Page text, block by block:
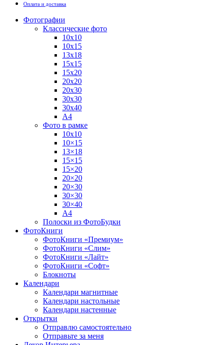
Оплата и доставка
Фотографии
Классические фото
10х10
10х15
13х18
15х15
15х20
20х20
20х30
30х30
30х40
А4
Фото в рамке
10х10
10×15
13×18
15×15
15×20
20×20
20×30
30×30
30×40
A4
Полоски из ФотоБудки
ФотоКниги
ФотоКниги «Премиум»
ФотоКниги «Слим»
ФотоКниги «Лайт»
ФотоКниги «Софт»
Блокноты
Календари
Календари магнитные
Календари настольные
Календари настенные
Открытки
Отправлю самостоятельно
Отправьте за меня